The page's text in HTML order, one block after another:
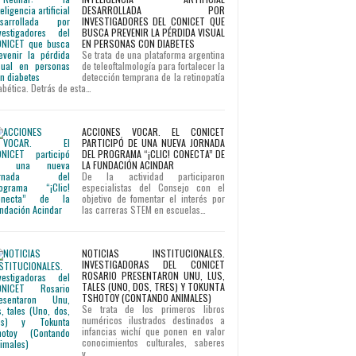
DESARROLLADA POR
INVESTIGADORES DEL CONICET QUE
BUSCA PREVENIR LA PÉRDIDA VISUAL
EN PERSONAS CON DIABETES
Se trata de una plataforma argentina
de teleoftalmología para fortalecer la
detección temprana de la retinopatía
Detrás de esta…
ACCIONES VOCAR. EL CONICET
PARTICIPÓ DE UNA NUEVA JORNADA
DEL PROGRAMA “¡CLIC! CONECTA” DE
LA FUNDACIÓN ACINDAR
De la actividad participaron
especialistas del Consejo con el
objetivo de fomentar el interés por
las carreras STEM en escuelas…
NOTICIAS INSTITUCIONALES.
INVESTIGADORAS DEL CONICET
ROSARIO PRESENTARON UNU, LUS,
TALES (UNO, DOS, TRES) Y TOKUNTA
TSHOTOY (CONTANDO ANIMALES)
Se trata de los primeros libros
numéricos ilustrados destinados a
infancias wichí que ponen en valor
conocimientos culturales, saberes
y…